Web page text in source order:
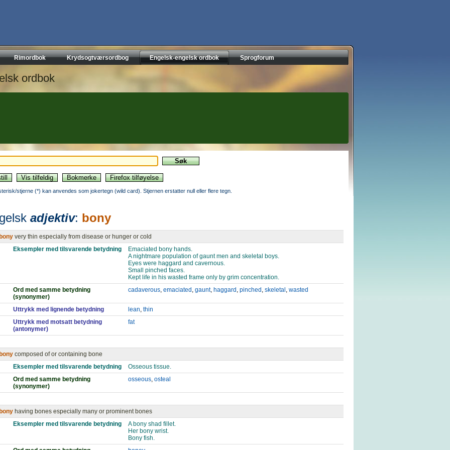
Rimordbok Krydsogtværsordbog Engelsk-engelsk ordbok Sprogforum
ordbok
stjerne (*) kan anvendes som jokertegn (wild card). Stjernen erstatter null eller flere tegn.
adjektiv: bony
bony very thin especially from disease or hunger or cold
Eksempler med tilsvarende betydning
Emaciated bony hands.
A nightmare population of gaunt men and skeletal boys.
Eyes were haggard and cavernous.
Small pinched faces.
Kept life in his wasted frame only by grim concentration.
Ord med samme betydning
(synonymer)
cadaverous, emaciated , gaunt, haggard , pinched , skeletal , wasted
Uttrykk med lignende betydning lean, thin
Uttrykk med motsatt betydning
(antonymer)
fat
bony composed of or containing bone
Eksempler med tilsvarende betydning
Osseous tissue.
Ord med samme betydning
(synonymer)
osseous, osteal
bony having bones especially many or prominent bones
Eksempler med tilsvarende betydning
A bony shad fillet.
Her bony wrist.
Bony fish.